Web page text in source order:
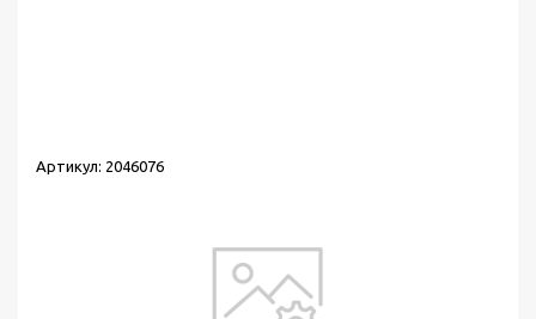
Артикул: 2046076